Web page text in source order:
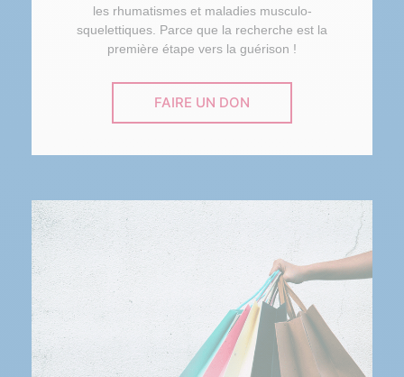
les rhumatismes et maladies musculo-
squelettiques. Parce que la recherche est la
première étape vers la guérison !
FAIRE UN DON